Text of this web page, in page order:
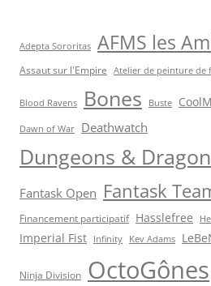
Adepta Sororitas AFMS les
Assaut sur l'Empire Atelier de peinture de
Blood Ravens Bones Buste
Dawn of War Deathwatch
Dungeons &
Fantask Open Fantask
Financement participatif Hasslefree
Imperial Fist Infinity Kev Adams
Ninja Division OctoGônes